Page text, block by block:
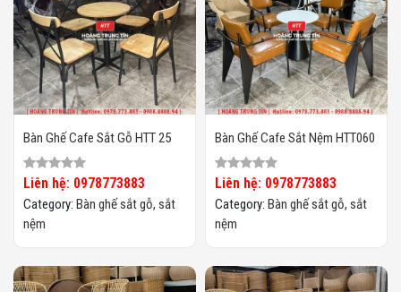
Bàn Ghế Cafe Sắt Gỗ HTT 25
Liên hệ: 0978773883
Category: Bàn ghế sắt gỗ, sắt
nệm
Bàn Ghế Cafe Sắt Nệm HTT060
Liên hệ: 0978773883
Category: Bàn ghế sắt gỗ, sắt
nệm